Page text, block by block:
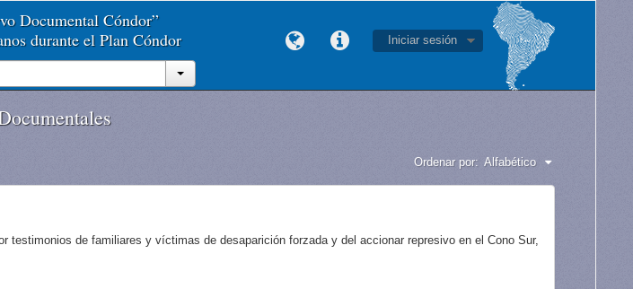
Documental Cóndor”
durante el Plan Cóndor
Iniciar sesión
Ordenar por: Alfabético
testimonios de familiares y víctimas de desaparición forzada y del accionar represivo en el Cono Sur,